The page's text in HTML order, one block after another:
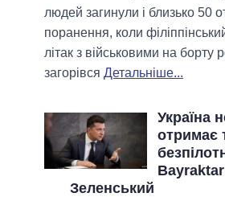
людей загинули і близько 50
поранення, коли
літак з військовими на борту
загорівся Детальніше...
Україна
отримає
Зеленський